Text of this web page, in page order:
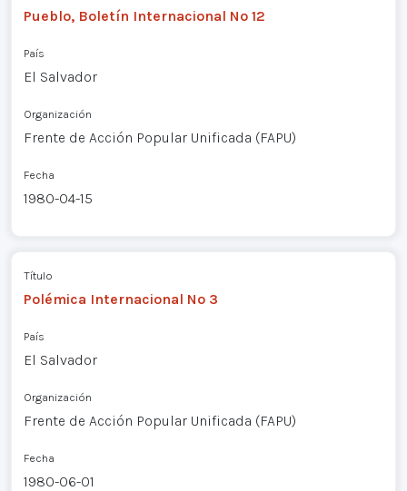
Pueblo, Boletín Internacional Nº 12
País
El Salvador
Organización
Frente de Acción Popular Unificada (FAPU)
Fecha
1980-04-15
Título
Polémica Internacional Nº 3
País
El Salvador
Organización
Frente de Acción Popular Unificada (FAPU)
Fecha
1980-06-01